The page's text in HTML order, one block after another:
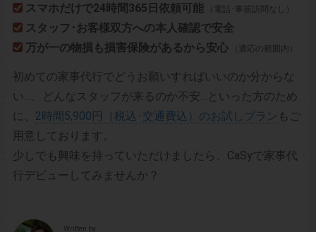
スマホだけで24時間365日依頼可能
（電話･事前訪問なし）
スタッフ･お客様双方への本人確認で安全
万が一の物損も損害保険があるから安心
（適応の範囲内）
初めての家事代行でどうお願いすればいいのか分からな
い…、どんなスタッフが来るのか不安…といった方のため
に、 2時間5,900円（税込･交通費込）のお試しプラン もご
用意しております。
少しでも興味を持っていただけましたら、CaSyで家事代
行デビューしてみませんか？
Written by